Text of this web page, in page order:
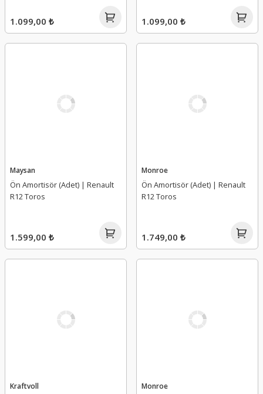
1.099,00 ₺ 1.099,00 ₺
Maysan
Ön Amortisör (Adet) | Renault
R12 Toros
1.599,00 ₺
Monroe
Ön Amortisör (Adet) | Renault
R12 Toros
1.749,00 ₺
Kraftvoll Monroe